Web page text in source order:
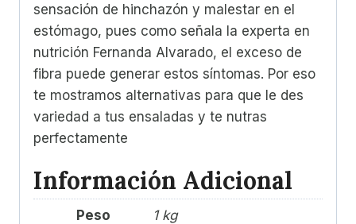
sensación de hinchazón y malestar en el
estómago, pues como señala la experta en
nutrición Fernanda Alvarado, el exceso de
fibra puede generar estos síntomas. Por eso
te mostramos alternativas para que le des
variedad a tus ensaladas y te nutras
perfectamente
Información Adicional
Peso 1 kg